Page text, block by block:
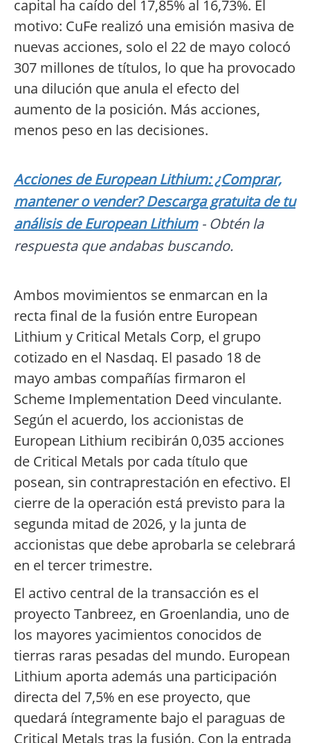
capital ha caído del 17,85% al 16,73%. El
motivo: CuFe realizó una emisión masiva de
nuevas acciones, solo el 22 de mayo colocó
307 millones de títulos, lo que ha provocado
una dilución que anula el efecto del
aumento de la posición. Más acciones,
menos peso en las decisiones.
Acciones de European Lithium: ¿Comprar,
mantener o vender? Descarga gratuita de tu
análisis de European Lithium- Obtén la
respuesta que andabas buscando.
Ambos movimientos se enmarcan en la
recta final de la fusión entre European
Lithium y Critical Metals Corp, el grupo
cotizado en el Nasdaq. El pasado 18 de
mayo ambas compañías firmaron el
Scheme Implementation Deed vinculante.
Según el acuerdo, los accionistas de
European Lithium recibirán 0,035 acciones
de Critical Metals por cada título que
posean, sin contraprestación en efectivo. El
cierre de la operación está previsto para la
segunda mitad de 2026, y la junta de
accionistas que debe aprobarla se celebrará
en el tercer trimestre.
El activo central de la transacción es el
proyecto Tanbreez, en Groenlandia, uno de
los mayores yacimientos conocidos de
tierras raras pesadas del mundo. European
Lithium aporta además una participación
directa del 7,5% en ese proyecto, que
quedará íntegramente bajo el paraguas de
Critical Metals tras la fusión. Con la entrada